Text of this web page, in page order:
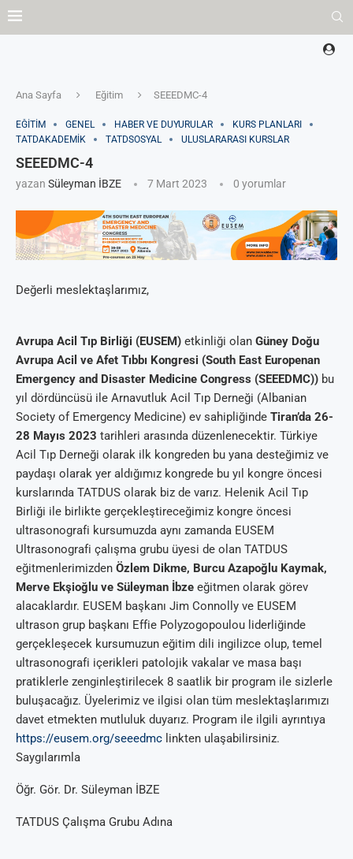
Ana Sayfa Eğitim SEEEDMC-4
EĞITIM GENEL HABER VE DUYURULAR
KURS PLANLARI
TATDAKADEMIK
TATDSOSYAL ULUSLARARASI KURSLAR
SEEEDMC-4
yazan Süleyman İBZE 7 Mart 2023 0 yorumlar
Değerli meslektaşlarımız,
Avrupa Acil Tıp Birliği (EUSEM) etkinliği olan Güney Doğu
Avrupa Acil ve Afet Tıbbı Kongresi (South East Europenan
Emergency and Disaster Medicine Congress (SEEEDMC)) bu
yıl dördüncüsü ile Arnavutluk Acil Tıp Derneği (Albanian
Society of Emergency Medicine) ev sahipliğinde Tiran’da 26-
28 Mayıs 2023 tarihleri arasında düzenlenecektir. Türkiye
Acil Tıp Derneği olarak ilk kongreden bu yana desteğimiz ve
paydaşı olarak yer aldığımız kongrede bu yıl kongre öncesi
kurslarında TATDUS olarak biz de varız. Helenik Acil Tıp
Birliği ile birlikte gerçekleştireceğimiz kongre öncesi
ultrasonografi kursumuzda aynı zamanda EUSEM
Ultrasonografi çalışma grubu üyesi de olan TATDUS
eğitmenlerimizden Özlem Dikme, Burcu Azapoğlu Kaymak,
Merve Ekşioğlu ve Süleyman İbze eğitmen olarak görev
alacaklardır. EUSEM başkanı Jim Connolly ve EUSEM
ultrason grup başkanı Effie Polyzogopoulou liderliğinde
gerçekleşecek kursumuzun eğitim dili ingilizce olup, temel
ultrasonografi içerikleri patolojik vakalar ve masa başı
pratiklerle zenginleştirilecek 8 saatlik bir program ile sizlerle
buluşacağız. Üyelerimiz ve ilgisi olan tüm meslektaşlarımızı
davet etmekten mutluluk duyarız. Program ile ilgili ayrıntıya
https://eusem.org/seeedmc linkten ulaşabilirsiniz.
Saygılarımla
Öğr. Gör. Dr. Süleyman İBZE
TATDUS Çalışma Grubu Adına